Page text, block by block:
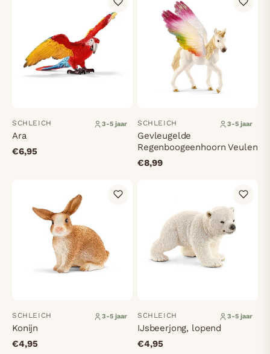
SCHLEICH 3-5 jaar
Ara
€6,95
SCHLEICH 3-5 jaar
Gevleugelde
Regenboogeenhoorn Veulen
€8,99
SCHLEICH 3-5 jaar
Konijn
€4,95
SCHLEICH 3-5 jaar
IJsbeerjong, lopend
€4,95